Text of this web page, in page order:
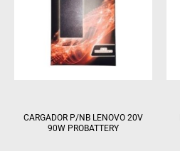
CARGADOR P/NB LENOVO 20V
90W PROBATTERY